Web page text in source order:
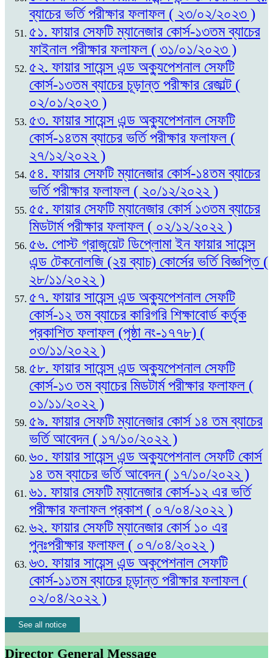
ব্যাচের ভর্তি পরীক্ষার ফলাফল ( ২৩/০২/২০২৩ )
৫১. ফায়ার সেফটি ম্যানেজার কোর্স-১৩তম ব্যাচের
ফাইনাল পরীক্ষার ফলাফল ( ৩১/০১/২০২৩ )
৫২. ফায়ার সায়েন্স এন্ড অক্যুপেশনাল সেফটি
কোর্স-১৩তম ব্যাচের চূড়ান্ত পরীক্ষার রেজাল্ট (
০২/০১/২০২৩ )
৫৩. ফায়ার সায়েন্স এন্ড অক্যুপেশনাল সেফটি
কোর্স-১৪তম ব্যাচের ভর্তি পরীক্ষার ফলাফল (
২৭/১২/২০২২ )
৫৪. ফায়ার সেফটি ম্যানেজার কোর্স-১৪তম ব্যাচের
ভর্তি পরীক্ষার ফলাফল ( ২০/১২/২০২২ )
৫৫. ফায়ার সেফটি ম্যানেজার কোর্স ১৩তম ব্যাচের
মিডটার্ম পরীক্ষার ফলাফল ( ০২/১২/২০২২ )
৫৬. পোস্ট গ্রাজুয়েট ডিপ্লোমা ইন ফায়ার সায়েন্স
এন্ড টেকনোলজি (২য় ব্যাচ) কোর্সের ভর্তি বিজ্ঞপ্তি (
২৮/১১/২০২২ )
৫৭. ফায়ার সায়েন্স এন্ড অক্যুপেশনাল সেফটি
কোর্স-১২ তম ব্যাচের কারিগরি শিক্ষাবোর্ড কর্তৃক
প্রকাশিত ফলাফল (পৃষ্ঠা নং-১৭৭৮) (
০৩/১১/২০২২ )
৫৮. ফায়ার সায়েন্স এন্ড অক্যুপেশনাল সেফটি
কোর্স-১৩ তম ব্যাচের মিডটার্ম পরীক্ষার ফলাফল (
০১/১১/২০২২ )
৫৯. ফায়ার সেফটি ম্যানেজার কোর্স ১৪ তম ব্যাচের
ভর্তি আবেদন ( ১৭/১০/২০২২ )
৬০. ফায়ার সায়েন্স এন্ড অক্যুপেশনাল সেফটি কোর্স
১৪ তম ব্যাচের ভর্তি আবেদন ( ১৭/১০/২০২২ )
৬১. ফায়ার সেফটি ম্যানেজার কোর্স-১২ এর ভর্তি
পরীক্ষার ফলাফল প্রকাশ ( ০৭/০৪/২০২২ )
৬২. ফায়ার সেফটি ম্যানেজার কোর্স ১০ এর
পুনঃপরীক্ষার ফলাফল ( ০৭/০৪/২০২২ )
৬৩. ফায়ার সায়েন্স এন্ড অকুপেশনাল সেফটি
কোর্স-১১তম ব্যাচের চূড়ান্ত পরীক্ষার ফলাফল (
০২/০৪/২০২২ )
See all notice
Director General Message